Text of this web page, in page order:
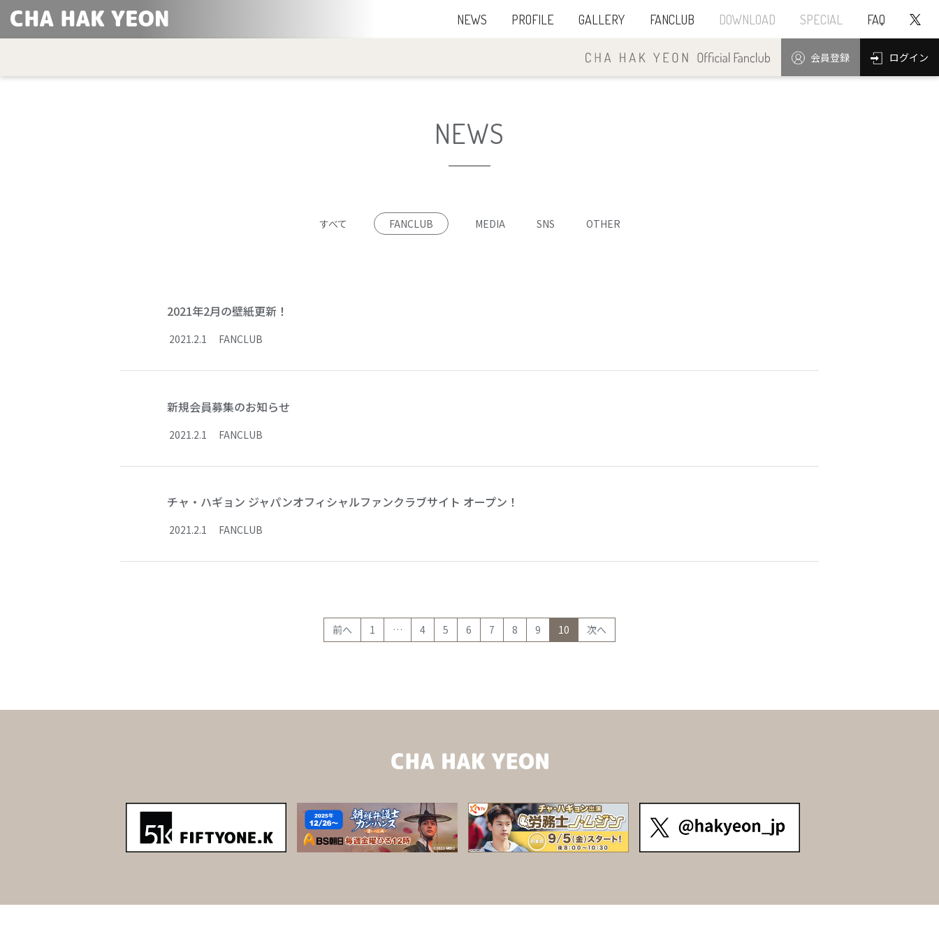
NEWS PROFILE GALLERY FANCLUB DOWNLOAD SPECIAL FAQ
会員登録 ログイン
NEWS
すべて FANCLUB MEDIA SNS OTHER
2021年2月の壁紙更新！
2021.2.1 FANCLUB
新規会員募集のお知らせ
2021 .2.1 FANCLUB
チャ・ハギョン ジャパンオフィシャルファンクラブサイト オープン！
2021.2.1 FANCLUB
前へ 1 … 4 5 6 7 8 9 10 (current)
次へ